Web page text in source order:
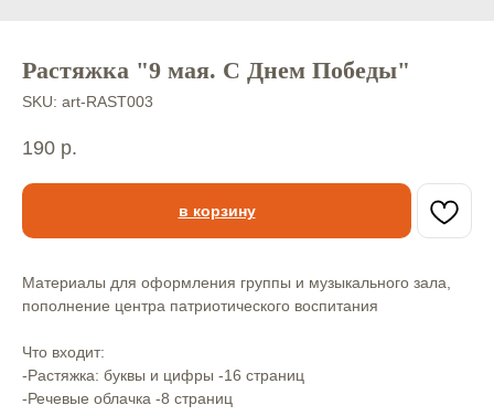
Растяжка "9 мая. С Днем Победы"
SKU: art-RAST003
190 р.
в корзину
Материалы для оформления группы и музыкального зала,
пополнение центра патриотического воспитания
Что входит:
-Растяжка: буквы и цифры -16 страниц
-Речевые облачка -8 страниц